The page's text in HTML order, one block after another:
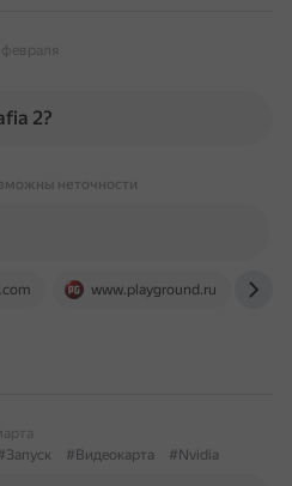
2?
неточности
www.playground.ru
#Видеокарта #Nvidia